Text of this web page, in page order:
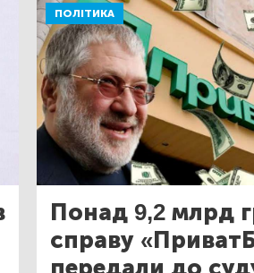
ПОЛІТИКА
Понад 9,2 млрд
справу